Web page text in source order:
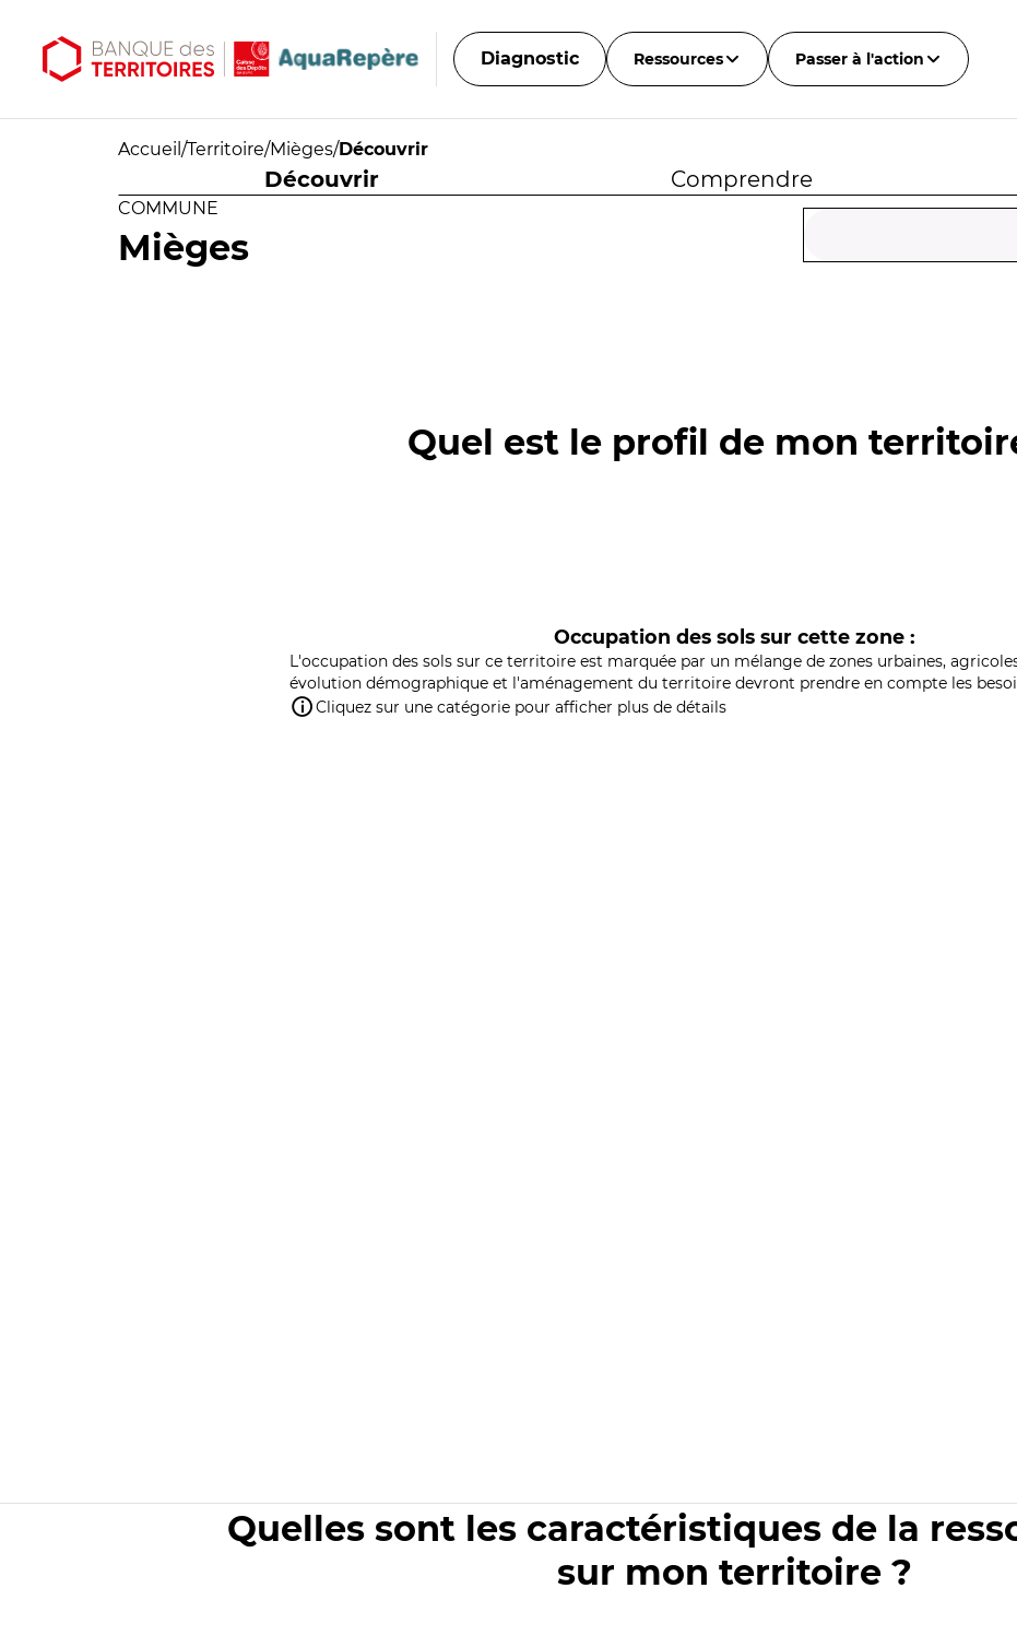
Diagnostic Ressources Passer à l'action
Accueil /Territoire/Mièges/Découvrir
Découvrir Comprendre
COMMUNE
Mièges
Quel est le profil de mon
Occupation des sols sur cette zone :
L'occupation des sols sur ce territoire est marquée par un mélange de zones urbaines,
évolution démographique et l'aménagement du territoire devront prendre en compte les
Cliquez sur une catégorie pour afficher plus de détails
Quelles sont les caractéristiques de la
sur mon territoire ?